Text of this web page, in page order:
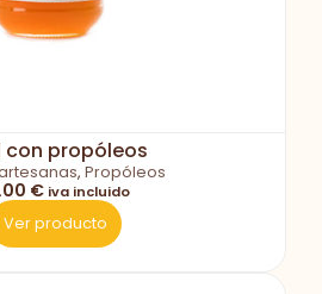
con propóleos
, Propóleos
€ iva incluido
Ver producto